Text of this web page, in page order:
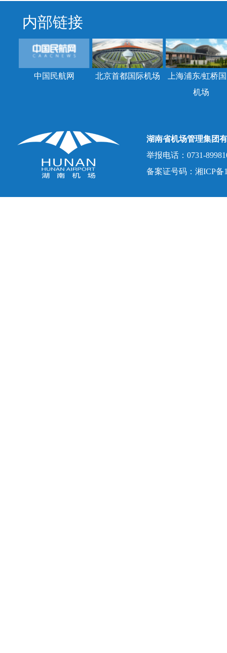
内部链接
中国民航网 北京首都国际机场
上海浦东/虹桥
机场
湖南省机场管理集团
举报电话：0731-
备案证号码：湘ICP备